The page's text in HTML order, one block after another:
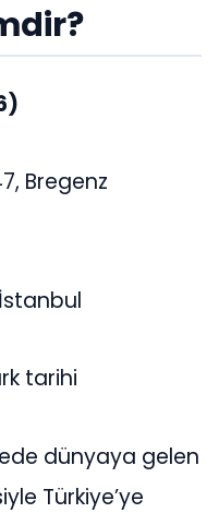
Bregenz
tarihi
dünyaya gelen
Türkiye’ye